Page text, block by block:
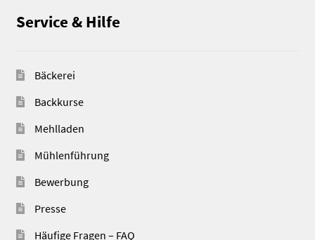
Service & Hilfe
Bäckerei
Backkurse
Mehlladen
Mühlenführung
Bewerbung
Presse
Häufige Fragen – FAQ